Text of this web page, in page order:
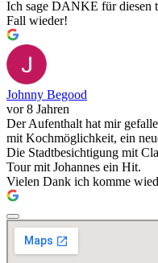
Ich sage DANKE für diesen
Fall wieder!
Johnny Begood
vor 8 Jahren
Der Aufenthalt hat mir
mit Kochmöglichkeit, ein
Die Stadtbesichtigung mit
Tour mit Johannes ein Hit.
Vielen Dank ich komme